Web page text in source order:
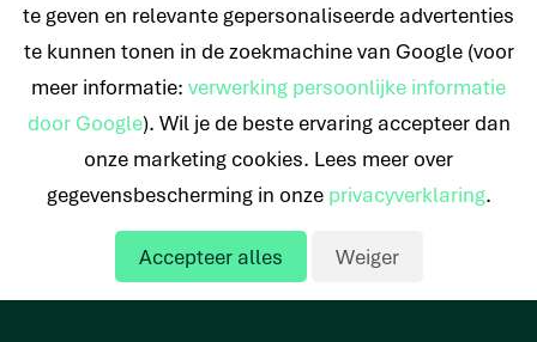
Offerte aanvragen
© 2026 Nederlands Krediet Collectief
te geven en relevante gepersonaliseerde advertenties
te kunnen tonen in de zoekmachine van Google (voor
meer informatie: verwerking persoonlijke informatie
door Google). Wil je de beste ervaring accepteer dan
onze marketing cookies. Lees meer over
gegevensbescherming in onze privacyverklaring.
Accepteer alles Weiger